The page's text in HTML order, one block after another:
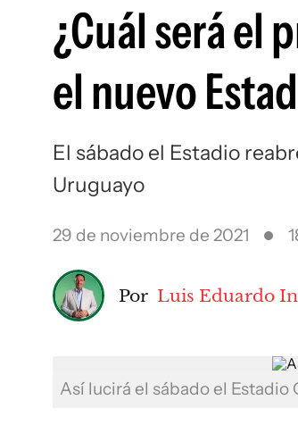
¿Cuál será el
el nuevo
El sábado el Estadio
Uruguayo
29 de noviembre de 2021
Por Luis Eduardo
Así lucirá el sábado el Estadio